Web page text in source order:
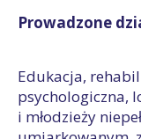
Prowadzone
Edukacja,
psychologiczna,
i młodzieży